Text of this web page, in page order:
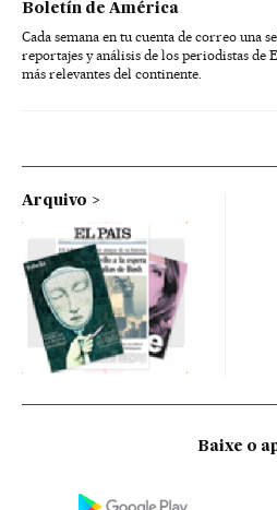
Boletín de América
Cada semana en tu cuenta de correo una
reportajes y análisis de los periodistas de
más relevantes del continente.
Arquivo
Baixe o